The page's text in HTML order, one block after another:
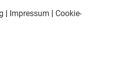
| Impressum | Cookie-